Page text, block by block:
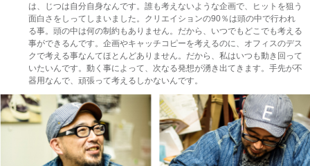
は、じつは自分自身なんです。誰も考えないような企画で、ヒットを狙う
面白さをしってしまいました。クリエイションの90％は頭の中で行われ
る事。頭の中は何の制約もありません。だから、いつでもどこでも考える
事ができるんです。企画やキャッチコピーを考えるのに、オフィスのデス
クで考える事なんてほとんどありません。だから、私はいつも動き回って
いたいんです。動く事によって、次なる発想が湧き出てきます。手先が不
器用なんで、頑張って考えるしかないんです。